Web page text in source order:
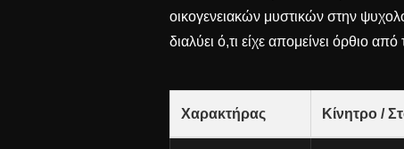
οικογενειακών μυστικών στην
διαλύει ό,τι είχε απομείνει όρθιο
Χαρακτήρας Κίνητρο /